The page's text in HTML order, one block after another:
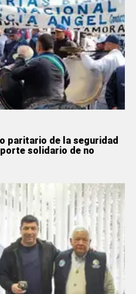
paritario de la seguridad
solidario de no